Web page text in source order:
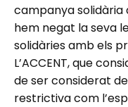
campanya solidària
hem negat la seva
solidàries amb els
L’ACCENT, que
de ser considerat
restrictiva com